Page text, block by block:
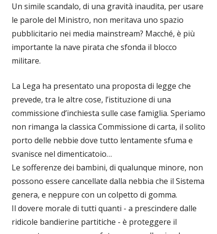
Un simile scandalo, di una gravità inaudita, per usare
le parole del Ministro, non meritava uno spazio
pubblicitario nei media mainstream? Macché, è più
importante la nave pirata che sfonda il blocco
militare.
La Lega ha presentato una proposta di legge che
prevede, tra le altre cose, l’istituzione di una
commissione d’inchiesta sulle case famiglia. Speriamo
non rimanga la classica Commissione di carta, il solito
porto delle nebbie dove tutto lentamente sfuma e
svanisce nel dimenticatoio…
Le sofferenze dei bambini, di qualunque minore, non
possono essere cancellate dalla nebbia che il Sistema
genera, e neppure con un colpetto di gomma.
Il dovere morale di tutti quanti - a prescindere dalle
ridicole bandierine partitiche - è proteggere il